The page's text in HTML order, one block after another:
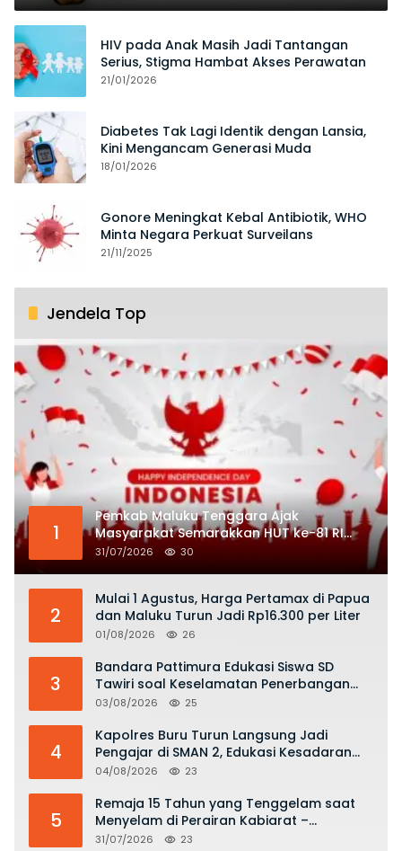
HIV pada Anak Masih Jadi Tantangan
Serius, Stigma Hambat Akses Perawatan
21/01/2026
Diabetes Tak Lagi Identik dengan Lansia,
Kini Mengancam Generasi Muda
18/01/2026
Gonore Meningkat Kebal Antibiotik, WHO
Minta Negara Perkuat Surveilans
21/11/2025
Jendela Top
1
Pemkab Maluku Tenggara Ajak
Masyarakat Semarakkan HUT ke-81 RI
dengan Semangat Nasionalisme
31/07/2026 30
2
Mulai 1 Agustus, Harga Pertamax di Papua
dan Maluku Turun Jadi Rp16.300 per Liter
01/08/2026 26
3
Bandara Pattimura Edukasi Siswa SD
Tawiri soal Keselamatan Penerbangan
dan Bahaya Bermain Layang-layang di
03/08/2026 25
4
Kapolres Buru Turun Langsung Jadi
Pengajar di SMAN 2, Edukasi Kesadaran
Hukum dan Stop Kekerasan
04/08/2026 23
5
Remaja 15 Tahun yang Tenggelam saat
Menyelam di Perairan Kabiarat –
Tanimbar Ditemukan Meninggal
31/07/2026 23